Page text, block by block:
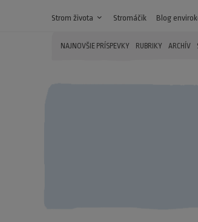
Strom života expand_more Stromáčik Blog
NAJNOVŠIE PRÍSPEVKY RUBRIKY ARCHÍV